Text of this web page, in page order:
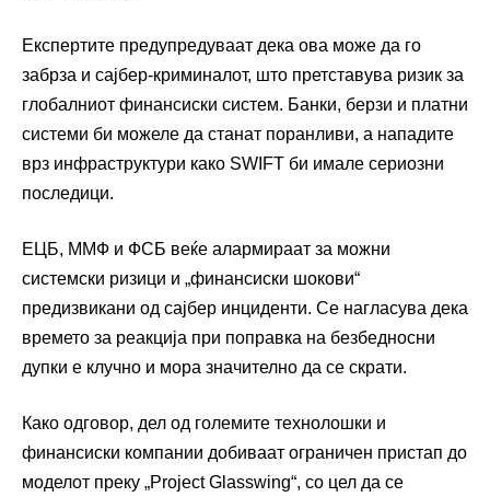
Експертите предупредуваат дека ова може да го
забрза и сајбер-криминалот, што претставува ризик за
глобалниот финансиски систем. Банки, берзи и платни
системи би можеле да станат поранливи, а нападите
врз инфраструктури како SWIFT би имале сериозни
последици.
ЕЦБ, ММФ и ФСБ веќе алармираат за можни
системски ризици и „финансиски шокови“
предизвикани од сајбер инциденти. Се нагласува дека
времето за реакција при поправка на безбедносни
дупки е клучно и мора значително да се скрати.
Како одговор, дел од големите технолошки и
финансиски компании добиваат ограничен пристап до
моделот преку „Project Glasswing“, со цел да се